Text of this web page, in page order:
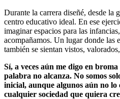
Durante la carrera diseñé, desde la
centro educativo ideal. En ese
imaginar espacios para las
acompañamos. Un lugar donde las
también se sientan vistos,
Sí, a veces aún me digo en
palabra no alcanza. No somos
inicial, aunque algunos aún no lo
cualquier sociedad que quiera